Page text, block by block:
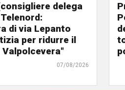
delega
di via Lepanto
per ridurre il
07/08/2026